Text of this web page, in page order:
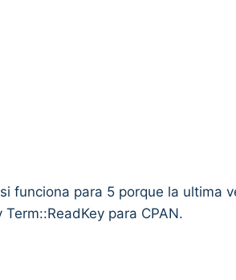
funciona para 5 porque la ultima
para CPAN.